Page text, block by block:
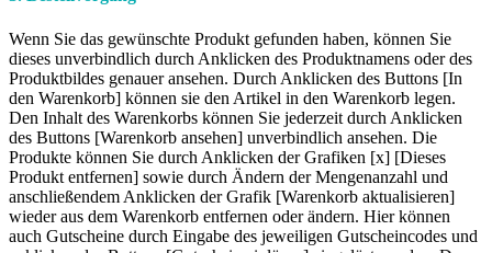
Wenn Sie das gewünschte Produkt gefunden haben, können Sie
dieses unverbindlich durch Anklicken des Produktnamens oder des
Produktbildes genauer ansehen. Durch Anklicken des Buttons [In
den Warenkorb] können sie den Artikel in den Warenkorb legen.
Den Inhalt des Warenkorbs können Sie jederzeit durch Anklicken
des Buttons [Warenkorb ansehen] unverbindlich ansehen. Die
Produkte können Sie durch Anklicken der Grafiken [x] [Dieses
Produkt entfernen] sowie durch Ändern der Mengenanzahl und
anschließendem Anklicken der Grafik [Warenkorb aktualisieren]
wieder aus dem Warenkorb entfernen oder ändern. Hier können
auch Gutscheine durch Eingabe des jeweiligen Gutscheincodes und